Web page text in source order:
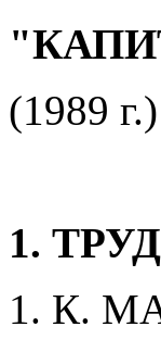
(1989 г.)
1. ТРУД
1. К.